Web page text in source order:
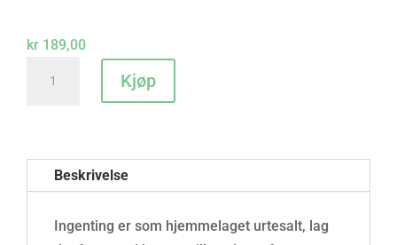
kr 189,00
Kjøp
Beskrivelse
Ingenting er som hjemmelaget urtesalt, lag